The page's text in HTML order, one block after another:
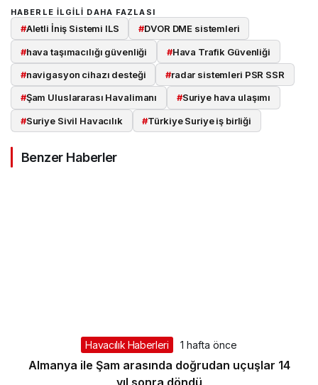
HABERLE ILGILI DAHA FAZLASI
#Aletli İniş Sistemi ILS #DVOR DME sistemleri
#hava taşımacılığı güvenliği #Hava Trafik Güvenliği
#navigasyon cihazı desteği #radar sistemleri PSR SSR
#Şam Uluslararası Havalimanı #Suriye hava ulaşımı
#Suriye Sivil Havacılık #Türkiye Suriye iş birliği
Benzer Haberler
Havacılık Haberleri 1 hafta önce
Almanya ile Şam arasında doğrudan uçuşlar 14
yıl sonra döndü